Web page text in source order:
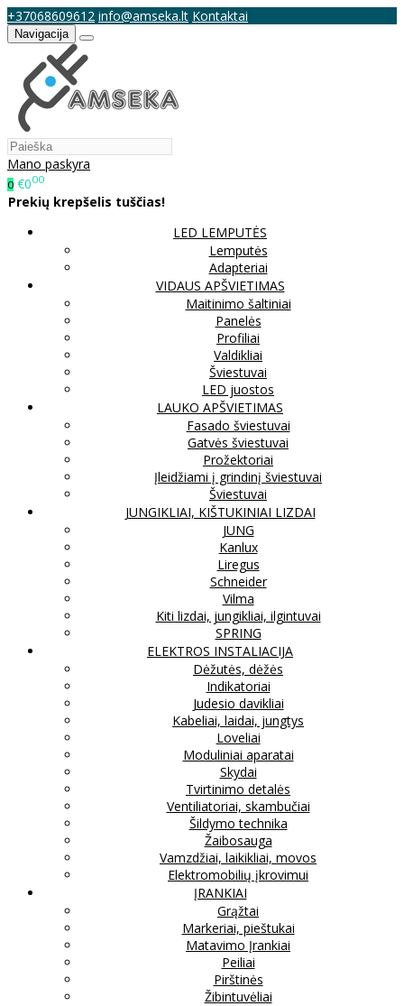
+37068609612 info@amseka.lt Kontaktai
Navigacija
Mano paskyra
0 €000
Prekių krepšelis tuščias!
LED LEMPUTĖS
Lemputės
Adapteriai
VIDAUS APŠVIETIMAS
Maitinimo šaltiniai
Panelės
Profiliai
Valdikliai
Šviestuvai
LED juostos
LAUKO APŠVIETIMAS
Fasado šviestuvai
Gatvės šviestuvai
Prožektoriai
Įleidžiami į grindinį šviestuvai
Šviestuvai
JUNGIKLIAI, KIŠTUKINIAI LIZDAI
JUNG
Kanlux
Liregus
Schneider
Vilma
Kiti lizdai, jungikliai, ilgintuvai
SPRING
ELEKTROS INSTALIACIJA
Dėžutės, dėžės
Indikatoriai
Judesio davikliai
Kabeliai, laidai, jungtys
Loveliai
Moduliniai aparatai
Skydai
Tvirtinimo detalės
Ventiliatoriai, skambučiai
Šildymo technika
Žaibosauga
Vamzdžiai, laikikliai, movos
Elektromobilių įkrovimui
ĮRANKIAI
Grąžtai
Markeriai, pieštukai
Matavimo Įrankiai
Peiliai
Pirštinės
Žibintuvėliai